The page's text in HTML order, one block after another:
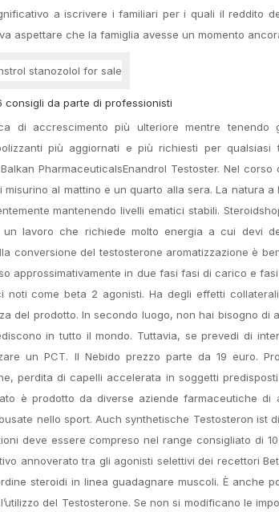
a iscrivere i familiari per i quali il reddito
aspettare che la famiglia avesse un momento
da parte di professionisti
di accrescimento più ulteriore mentre tenendo
più aggiornati e più richiesti per
PharmaceuticalsEnandrol Testoster. Nel
misurino al mattino e un quarto alla sera. La natura
mantenendo livelli ematici stabili.
un lavoro che richiede molto energia a cui devi
conversione del testosterone aromatizzazione è
approssimativamente in due fasi fasi di carico e
come beta 2 agonisti. Ha degli effetti
del prodotto. In secondo luogo, non hai bisogno di
in tutto il mondo. Tuttavia, se prevedi di
un PCT. Il Nebido prezzo parte da 19 euro.
perdita di capelli accelerata in soggetti
è prodotto da diverse aziende farmaceutiche
nello sport. Auch synthetische Testosteron ist
deve essere compreso nel range consigliato di
annoverato tra gli agonisti selettivi dei recettori
steroidi in linea guadagnare muscoli. È anche
del Testosterone. Se non si modificano le